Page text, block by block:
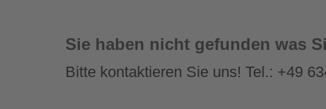
Sie haben nicht gefunden was
Bitte kontaktieren Sie uns! Tel.: +49